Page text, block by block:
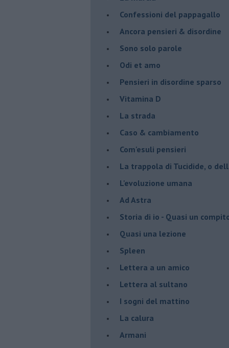
Confessioni del pappagallo
Ancora pensieri & disordine
Sono solo parole
Odi et amo
Pensieri in disordine sparso
Vitamina D
La strada
Caso & cambiamento
Com'esuli pensieri
La trappola di Tucidide, o
L'evoluzione umana
Ad Astra
Storia di io - Quasi un
Quasi una lezione
Spleen
Lettera a un amico
Lettera al sultano
I sogni del mattino
La calura
Armani